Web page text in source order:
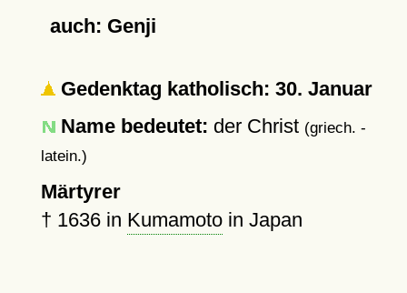
auch: Genji
Gedenktag katholisch: 30. Januar
Name bedeutet: der Christ (griech. -
latein.)
Märtyrer
† 1636in Kumamotoin Japan